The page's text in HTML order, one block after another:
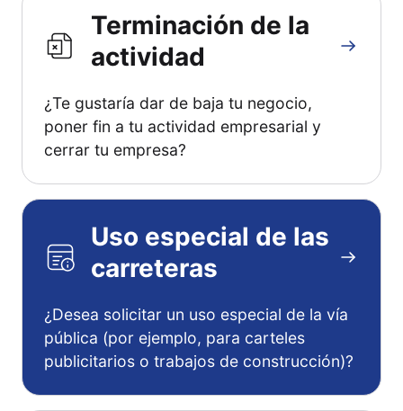
Terminación de la
actividad
¿Te gustaría dar de baja tu negocio,
poner fin a tu actividad empresarial y
cerrar tu empresa?
Uso especial de las
carreteras
¿Desea solicitar un uso especial de la vía
pública (por ejemplo, para carteles
publicitarios o trabajos de construcción)?